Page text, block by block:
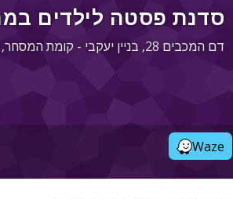
סדנת פסטה לילדים
דם המכבים 28, בניין יעקבי - קומת המסחר, מרכז העיר (מע"ר), מודיעין
Waze